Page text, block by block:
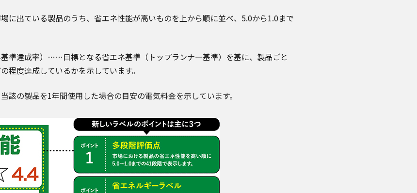
出ている製品のうち、省エネ性能が高いものを上から順に並べ、5.0から1.0まで
準達成率）……目標となる省エネ基準（トップランナー基準）を基に、製品ごと
程度達成しているかを示しています。
の製品を1年間使用した場合の目安の電気料金を示しています。